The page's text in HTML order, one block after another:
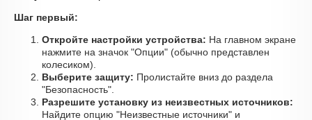
Шаг первый:
Откройте настройки устройства: На главном экране
нажмите на значок "Опции" (обычно представлен
колесиком).
Выберите защиту: Пролистайте вниз до раздела
"Безопасность".
Разрешите установку из неизвестных источников:
Найдите опцию "Неизвестные источники" и